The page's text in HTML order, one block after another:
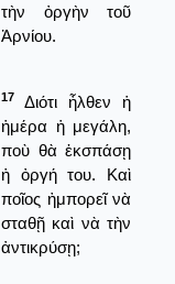
τὴν ὀργὴν τοῦ
Ἀρνίου.
17
Διότι ἦλθεν ἡ
ἡμέρα ἡ μεγάλη,
ποὺ θὰ ἐκσπάσῃ
ἡ ὀργή του. Καὶ
ποῖος ἠμπορεῖ νὰ
σταθῇ καὶ νὰ τὴν
ἀντικρύσῃ;